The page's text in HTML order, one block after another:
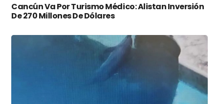
Cancún Va Por Turismo Médico: Alistan Inversión
De 270 Millones De Dólares